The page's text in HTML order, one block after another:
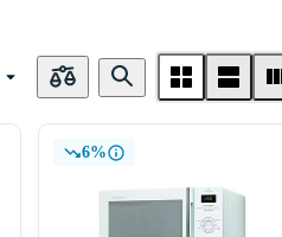
6%